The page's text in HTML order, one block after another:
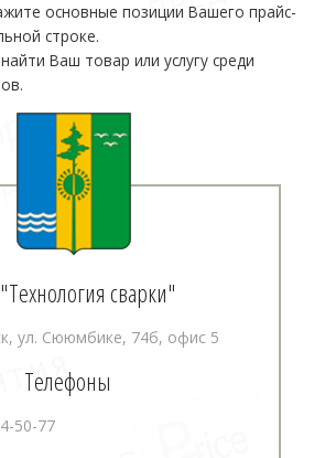
основные позиции Вашего прайс-
строке.
Ваш товар или услугу среди
сварки"
ул. Сююмбике, 74б, офис 5
Телефоны
50-77